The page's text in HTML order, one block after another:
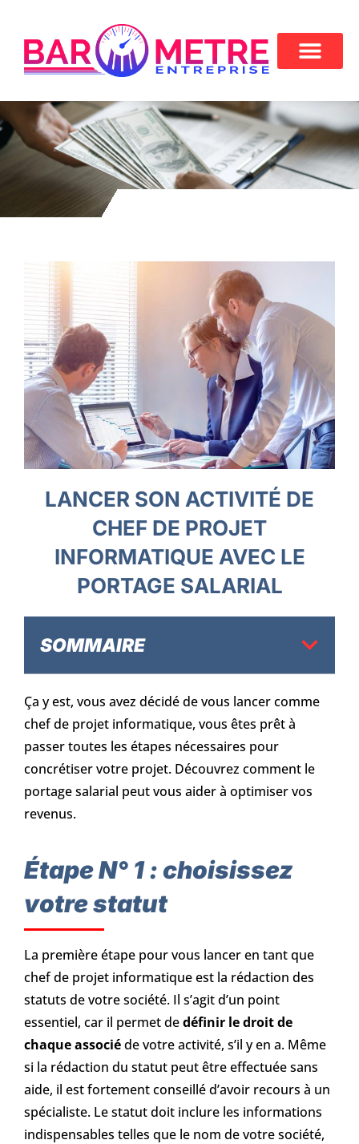
LANCER SON ACTIVITÉ DE
CHEF DE PROJET
INFORMATIQUE AVEC LE
PORTAGE SALARIAL
SOMMAIRE
Ça y est, vous avez décidé de vous lancer comme
chef de projet informatique, vous êtes prêt à
passer toutes les étapes nécessaires pour
concrétiser votre projet. Découvrez comment le
portage salarial peut vous aider à optimiser vos
revenus.
Étape N° 1 : choisissez
votre statut
La première étape pour vous lancer en tant que
chef de projet informatique est la rédaction des
statuts de votre société. Il s’agit d’un point
essentiel, car il permet dedéfinir le droit de
chaque associéde votre activité, s’il y en a. Même
si la rédaction du statut peut être effectuée sans
aide, il est fortement conseillé d’avoir recours à un
spécialiste. Le statut doit inclure les informations
indispensables telles que le nom de votre société,